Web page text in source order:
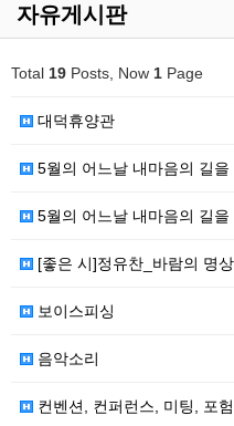
자유게시판
Total 19 Posts, Now 1 Page
대덕휴양관
5월의 어느날 내마음의 길을 묻
5월의 어느날 내마음의 길을 묻
[좋은 시]정유찬_바람의 명상
보이스피싱
음악소리
컨벤션, 컨퍼런스, 미팅, 포험,